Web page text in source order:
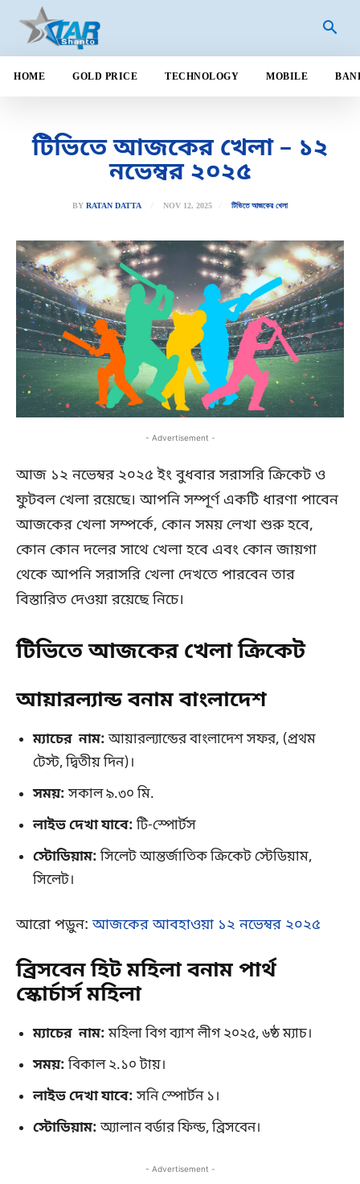
HOME GOLD PRICE TECHNOLOGY MOBILE
টিভিতে আজকের খেলা – ১২
নভেম্বর ২০২৫
BY RATAN DATTA NOV 12, 2025 টিভিতে আজকের খেলা
- Advertisement -
আজ ১২ নভেম্বর ২০২৫ ইং বুধবার সরাসরি ক্রিকেট ও
ফুটবল খেলা রয়েছে। আপনি সম্পূর্ণ একটি ধারণা পাবেন
আজকের খেলা সম্পর্কে, কোন সময় লেখা শুরু হবে,
কোন কোন দলের সাথে খেলা হবে এবং কোন জায়গা
থেকে আপনি সরাসরি খেলা দেখতে পারবেন তার
বিস্তারিত দেওয়া রয়েছে নিচে।
টিভিতে আজকের খেলা ক্রিকেট
আয়ারল্যান্ড বনাম বাংলাদেশ
ম্যাচের নাম:আয়ারল্যান্ডের বাংলাদেশ সফর, (প্রথম
টেস্ট, দ্বিতীয় দিন)।
সময়:সকাল ৯.৩০ মি.
লাইভ দেখা যাবে:টি-স্পোর্টস
স্টোডিয়াম:সিলেট আন্তর্জাতিক ক্রিকেট স্টেডিয়াম,
সিলেট।
আরো পড়ুন:আজকের আবহাওয়া ১২ নভেম্বর ২০২৫
ব্রিসবেন হিট মহিলা বনাম পার্থ
স্কোর্চার্স মহিলা
ম্যাচের নাম:মহিলা বিগ ব্যাশ লীগ ২০২৫, ৬ষ্ঠ ম্যাচ।
সময়:বিকাল ২.১০ টায়।
লাইভ দেখা যাবে:সনি স্পোর্টন ১।
স্টোডিয়াম:অ্যালান বর্ডার ফিল্ড, ব্রিসবেন।
- Advertisement -